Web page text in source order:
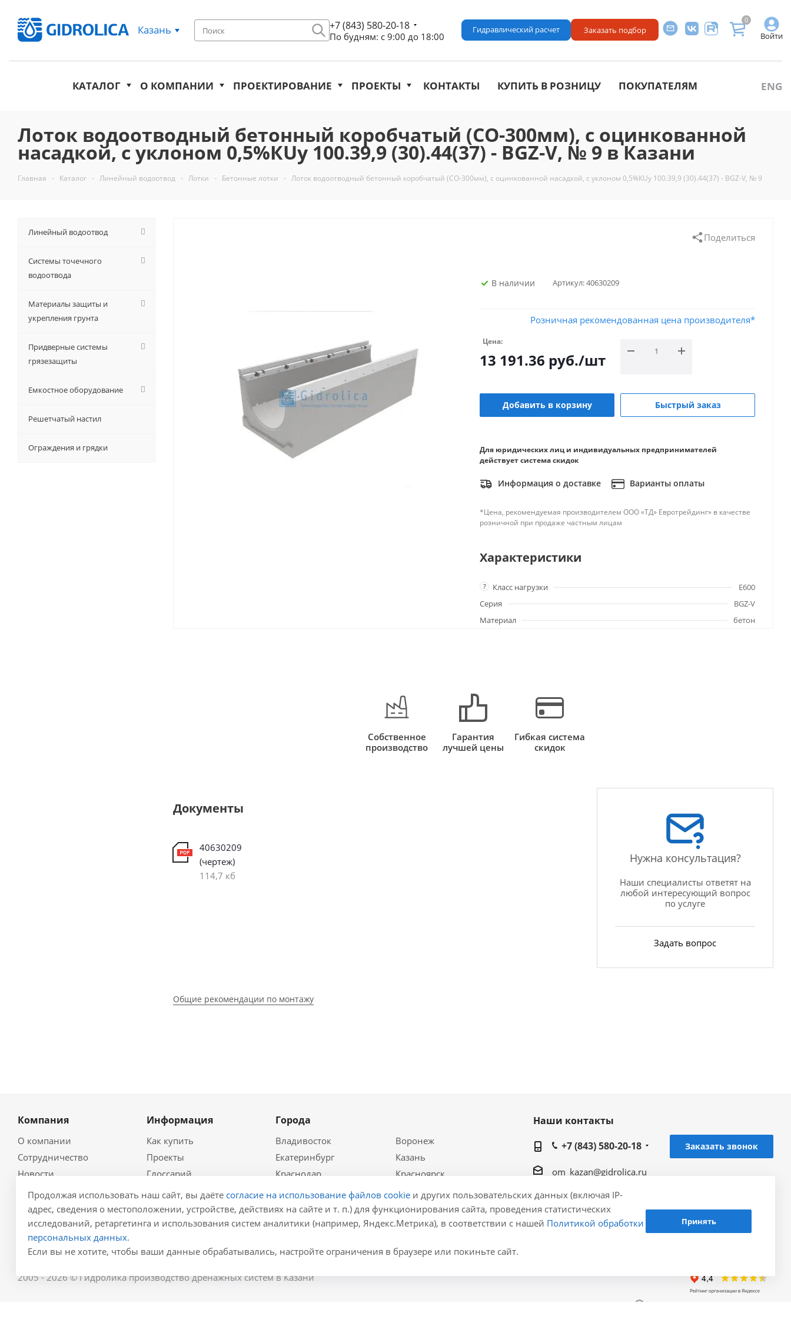
Казань +7 (843) 580-20-18
По будням: с 9:00 до 18:00 Войти
0
Гидравлический расчет Заказать подбор
КАТАЛОГ О КОМПАНИИ ПРОЕКТИРОВАНИЕ ПРОЕКТЫ КОНТАКТЫ КУПИТЬ В РОЗНИЦУ ПОКУПАТЕЛЯМ ENG
Лоток водоотводный бетонный коробчатый (СО-300мм), с оцинкованной
насадкой, с уклоном 0,5%КUу 100.39,9 (30).44(37) - BGZ-V, № 9 в Казани
Главная - Каталог - Линейный водоотвод - Лотки - Бетонные лотки - Лоток водоотводный бетонный коробчатый (СО-300мм), с оцинкованной насадкой, с уклоном 0,5%КUу 100.39,9 (30).44(37) - BGZ-V, № 9
Поделиться
В наличии Артикул:40630209
Розничная рекомендованная цена производителя*
Цена:
13 191.36 руб./шт
Добавить в корзину Быстрый заказ
Для юридических лиц и индивидуальных предпринимателей
действует система скидок
Информация о доставке Варианты оплаты
*Цена, рекомендуемая производителем ООО «ТД» Евротрейдинг» в качестве
розничной при продаже частным лицам
Характеристики
? Класс нагрузки
E600
Серия
BGZ-V
Материал
бетон
Собственное
производство
Гарантия
лучшей цены
Гибкая система
скидок
Документы
40630209
(чертеж)
114,7 кб
Нужна консультация?
Наши специалисты ответят на
любой интересующий вопрос
по услуге
Задать вопрос
Общие рекомендации по монтажу
Линейный водоотвод
Системы точечного
водоотвода
Материалы защиты и
укрепления грунта
Придверные системы
грязезащиты
Емкостное оборудование
Решетчатый настил
Ограждения и грядки
Компания
О компании
Сотрудничество
Новости
Контакты
Политика
Реквизиты
Результаты СОУТ
Информация
Как купить
Проекты
Глоссарий
Гидравлический
калькулятор
Для проектировщиков
Города
Владивосток
Воронеж
Екатеринбург
Казань
Краснодар
Красноярск
Москва
Нижний Новгород
Новосибирск
Ростов-на-Дону
Самара
Наши контакты
+7 (843) 580-20-18
Заказать звонок
om_kazan@gidrolica.ru
Региональное представительство Gidrolica в г.
Казань, ул. Лебедева 1,корпус 6
2005 - 2026 © Гидролика производство дренажных систем в Казани
Продолжая использовать наш сайт, вы даёте согласие на использование файлов cookieи других пользовательских данных (включая IP-
адрес, сведения о местоположении, устройстве, действиях на сайте и т. п.) для функционирования сайта, проведения статистических
исследований, ретаргетинга и использования систем аналитики (например, Яндекс.Метрика), в соответствии с нашей Политикой обработки
персональных данных.
Если вы не хотите, чтобы ваши данные обрабатывались, настройте ограничения в браузере или покиньте сайт.
Принять